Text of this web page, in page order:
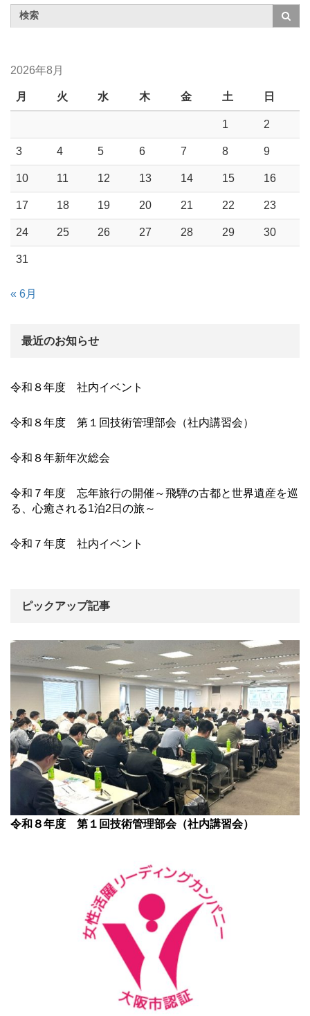
2026年8月
月 火 水 木 金 土 日
1 2
3 4 5 6 7 8 9
10 11 12 13 14 15 16
17 18 19 20 21 22 23
24 25 26 27 28 29 30
31
« 6月
最近のお知らせ
令和８年度 社内イベント
令和８年度 第１回技術管理部会（社内講習会）
令和８年新年次総会
令和７年度 忘年旅行の開催～飛騨の古都と世界遺産を巡
る、心癒される1泊2日の旅～
令和７年度 社内イベント
ピックアップ記事
令和８年度 第１回技術管理部会（社内講習会）